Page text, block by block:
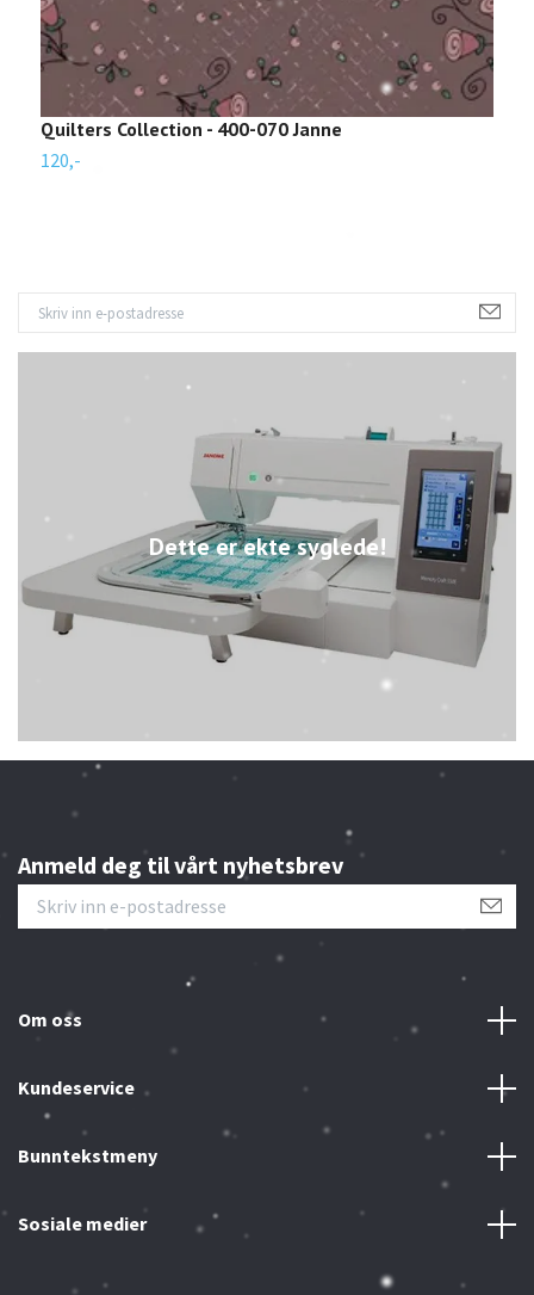
Dette er ekte syglede!
Quilters Collection - 400-070 Janne
120,-
Anmeld deg til vårt nyhetsbrev
Om oss
Kundeservice
Bunntekstmeny
Sosiale medier